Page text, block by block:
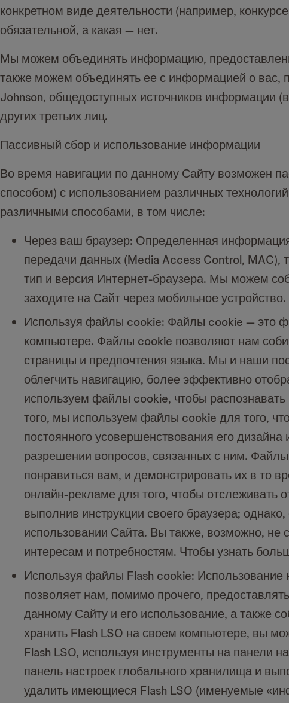
конкретном виде деятельности (например,
обязательной, а какая — нет.
Мы можем объединять информацию,
также можем объединять ее с информацией о вас,
Johnson, общедоступных источников
других третьих лиц.
Пассивный сбор и использование информации
Во время навигации по данному Сайту возможен
способом) с использованием различных
различными способами, в том числе:
Через ваш браузер: Определенная
передачи данных (Media Access Control,
тип и версия Интернет-браузера. Мы можем
заходите на Сайт через мобильное устройство.
Используя файлы cookie: Файлы cookie — это
компьютере. Файлы cookie позволяют нам
страницы и предпочтения языка. Мы и наши
облегчить навигацию, более эффективно
используем файлы cookie, чтобы
того, мы используем файлы cookie для того,
постоянного усовершенствования его
разрешении вопросов, связанных с ним.
понравиться вам, и демонстрировать их в то
онлайн-рекламе для того, чтобы отслеживать
выполнив инструкции своего браузера;
использовании Сайта. Вы также, возможно, не
интересам и потребностям. Чтобы узнать
Используя файлы Flash cookie: Использование
позволяет нам, помимо прочего,
данному Сайту и его использование, а также
хранить Flash LSO на своем компьютере, вы
Flash LSO, используя инструменты на панели
панель настроек глобального хранилища и
удалить имеющиеся Flash LSO (именуемые